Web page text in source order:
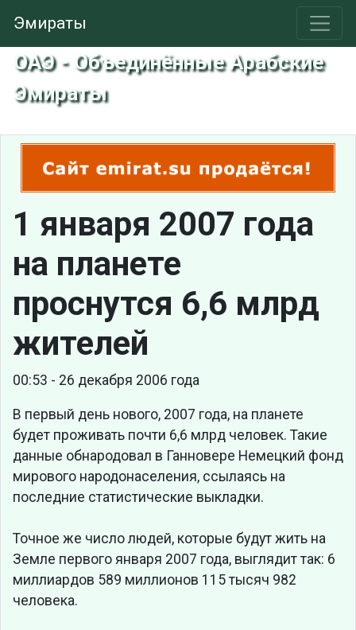
Эмираты
ОАЭ - Объединённые Арабские
Эмираты
1 января 2007 года
на планете
проснутся 6,6 млрд
жителей
00:53 - 26 декабря 2006 года
В первый день нового, 2007 года, на планете
будет проживать почти 6,6 млрд человек. Такие
данные обнародовал в Ганновере Немецкий фонд
мирового народонаселения, ссылаясь на
последние статистические выкладки.
Точное же число людей, которые будут жить на
Земле первого января 2007 года, выглядит так: 6
миллиардов 589 миллионов 115 тысяч 982
человека.